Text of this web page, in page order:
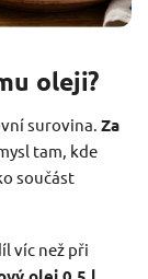
oleji?
surovina. Za
tam, kde
součást
víc než při